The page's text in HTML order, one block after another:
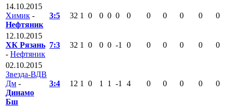
14.10.2015
Химик -
Нефтяник
3:5 32 1 0 0 0 0 0 0 0 0 0 0
12.10.2015
ХК Рязань
- Нефтяник
7:3 32 1 0 0 0 -1 0 0 0 0 0 0
02.10.2015
Звезда-ВДВ
Дм -
Динамо
Бш
3:4 12 1 0 1 1 -1 4 0 0 0 0 0